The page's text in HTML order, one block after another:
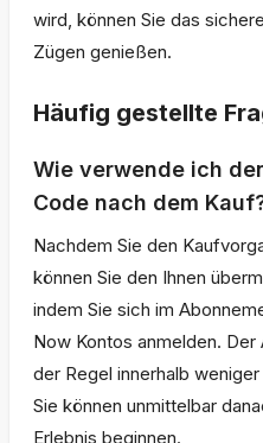
wird, können Sie das
Zügen genießen.
Häufig gestellte
Wie verwende ich
Code nach dem
Nachdem Sie den
können Sie den Ihnen
indem Sie sich im
Now Kontos anmelden.
der Regel innerhalb
Sie können unmittelbar
Erlebnis beginnen.